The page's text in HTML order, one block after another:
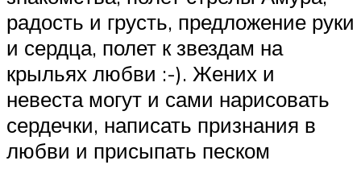
радость и грусть, предложение руки
и сердца, полет к звездам на
крыльях любви :-). Жених и
невеста могут и сами нарисовать
сердечки, написать признания в
любви и присыпать песком